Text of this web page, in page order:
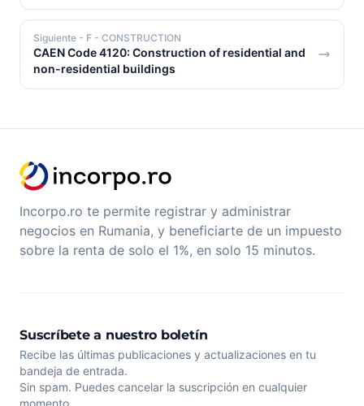
Siguiente - F - CONSTRUCTION
CAEN Code 4120: Construction of residential and
non-residential buildings
Incorpo.ro te permite registrar y administrar
negocios en Rumania, y beneficiarte de un impuesto
sobre la renta de solo el 1%, en solo 15 minutos.
Suscríbete a nuestro boletín
Recibe las últimas publicaciones y actualizaciones en tu
bandeja de entrada.
Sin spam. Puedes cancelar la suscripción en cualquier
momento.